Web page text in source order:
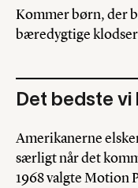
Kommer børn, der
bæredygtige
Det bedste vi
Amerikanerne
særligt når det
1968 valgte Motion